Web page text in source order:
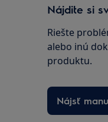
Nájdite si
Riešte
alebo inú
produktu.
Nájsť